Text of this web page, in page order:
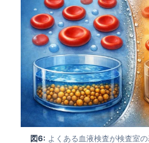
図6: よくある血液検査が検査室